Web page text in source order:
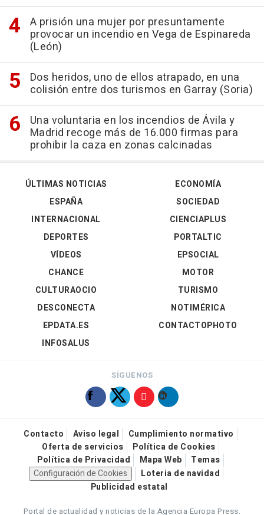
A prisión una mujer por presuntamente
provocar un incendio en Vega de Espinareda
(León)
Dos heridos, uno de ellos atrapado, en una
colisión entre dos turismos en Garray (Soria)
Una voluntaria en los incendios de Ávila y
Madrid recoge más de 16.000 firmas para
prohibir la caza en zonas calcinadas
ÚLTIMAS NOTICIAS
ESPAÑA
INTERNACIONAL
DEPORTES
VÍDEOS
ECONOMÍA
SOCIEDAD
CIENCIAPLUS
PORTALTIC
EPSOCIAL
CHANCE
CULTURAOCIO
DESCONECTA
EPDATA.ES
INFOSALUS
MOTOR
TURISMO
NOTIMÉRICA
CONTACTOPHOTO
SÍGUENOS
Contacto Aviso legal
Cumplimiento normativo
Oferta de servicios
Política de Cookies
Política de Privacidad
Mapa Web
Temas
Configuración de Cookies
Loteria de navidad
Publicidad estatal
Portal de actualidad y noticias de la Agencia Europa Press.